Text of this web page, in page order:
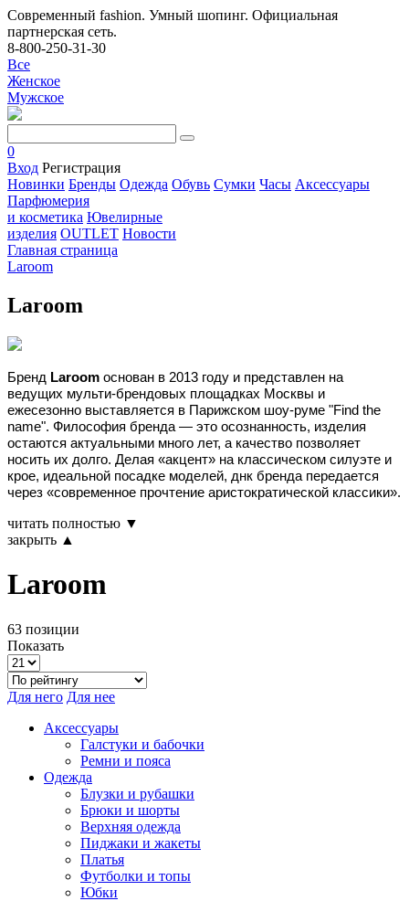
Современный fashion. Умный шопинг. Официальная
партнерская сеть.
8-800-250-31-30
Все
Женское
Мужское
0
Вход Регистрация
Новинки Бренды Одежда Обувь Сумки Часы Аксессуары
Парфюмерия
и косметика Ювелирные
изделия OUTLET Новости
Главная страница
Laroom
Laroom
Бренд Laroom основан в 2013 году и представлен на
ведущих мульти-брендовых площадках Москвы и
ежесезонно выставляется в Парижском шоу-руме "Find the
name". Философия бренда — это осознанность, изделия
остаются актуальными много лет, а качество позволяет
носить их долго. Делая «акцент» на классическом силуэте и
крое, идеальной посадке моделей, днк бренда передается
через «современное прочтение аристократической классики».
читать полностью ▼
закрыть ▲
Laroom
63 позиции
Показать
Для него Для нее
Аксессуары
Галстуки и бабочки
Ремни и пояса
Одежда
Блузки и рубашки
Брюки и шорты
Верхняя одежда
Пиджаки и жакеты
Платья
Футболки и топы
Юбки